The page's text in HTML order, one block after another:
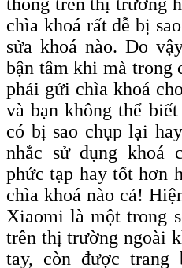
chìa khoá rất dễ bị
sửa khoá nào. Do
bận tâm khi mà trong
phải gửi chìa khoá
và bạn không thể
có bị sao chụp lại
nhắc sử dụng khoá
phức tạp hay tốt hơn
chìa khoá nào cả!
Xiaomi là một trong
trên thị trường ngoài
tay, còn được